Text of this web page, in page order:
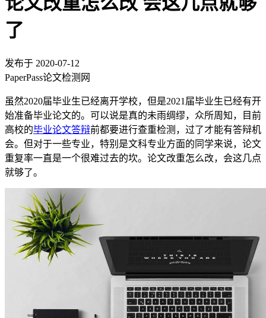
了
发布于 2020-07-12
PaperPass论文检测网
虽然2020届毕业生已经离开学校，但是2021届毕业生已经有开
始准备毕业论文的。可以说是真的未雨绸缪，众所周知，目前
高校的毕业论文答辩前都要进行查重检测，过了才能有答辩机
会。但对于一些专业，特别是文科专业方面的同学来说，论文
重复率一直是一个很难过去的坎。论文改重怎么改，会这几点
就够了。